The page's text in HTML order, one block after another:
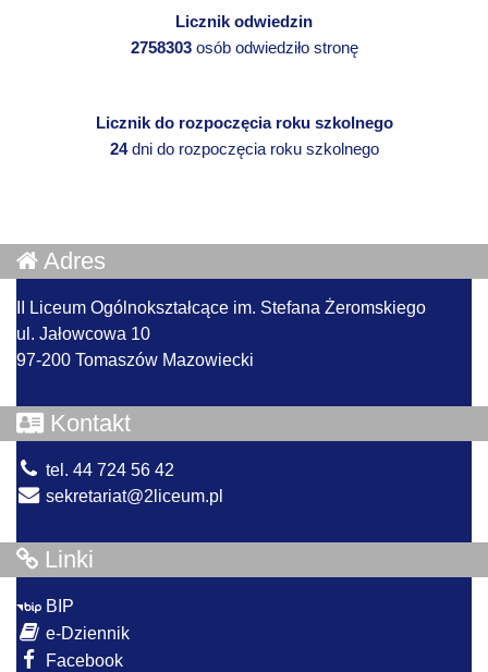
Licznik odwiedzin
2758303osób odwiedziło stronę
Licznik do rozpoczęcia roku szkolnego
24dni do rozpoczęcia roku szkolnego
Adres
II Liceum Ogólnokształcące im. Stefana Żeromskiego
ul. Jałowcowa 10
97-200 Tomaszów Mazowiecki
Kontakt
tel. 44 724 56 42
sekretariat@2liceum.pl
Linki
BIP
e-Dziennik
Facebook